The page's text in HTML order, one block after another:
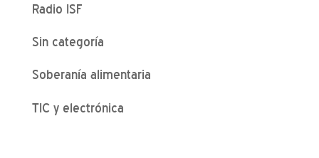
Radio ISF
Sin categoría
Soberanía alimentaria
TIC y electrónica